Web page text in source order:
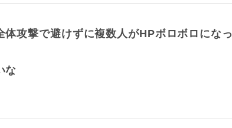
攻撃で避けずに複数人がHPボロボロになっ
な